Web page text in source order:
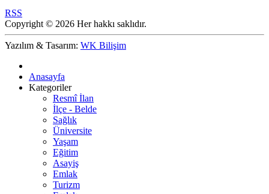
RSS
Copyright © 2026 Her hakkı saklıdır.
Yazılım & Tasarım: WK Bilişim
Anasayfa
Kategoriler
Resmî İlan
İlçe - Belde
Sağlık
Üniversite
Yaşam
Eğitim
Asayiş
Emlak
Turizm